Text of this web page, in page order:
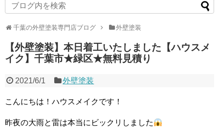
千葉の外壁塗装専門店ブログ 外壁塗装
【外壁塗装】本日着工いたしました【ハウスメ
イク】千葉市★緑区★無料見積り
2021/6/1 外壁塗装
こんにちは！ハウスメイクです！
昨夜の大雨と雷は本当にビックリしました